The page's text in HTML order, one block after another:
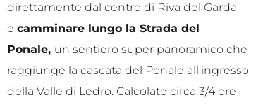
direttamente dal centro di Riva del Garda
e camminare lungo la Strada del
Ponale, un sentiero super panoramico che
raggiunge la cascata del Ponale all’ingresso
della Valle di Ledro. Calcolate circa 3/4 ore